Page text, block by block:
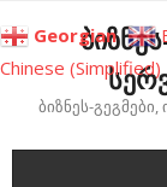
to
content
ბიზნეს-
Georgian
Chinese (Simplified)